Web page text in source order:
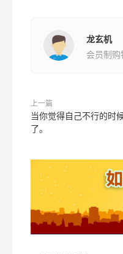
龙玄机
会员制购
上一篇
当你觉得自己不行的时
了。